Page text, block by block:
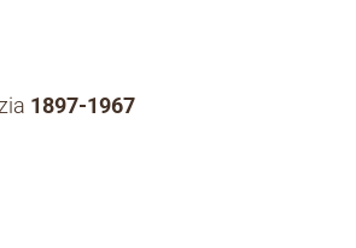
1897-1967